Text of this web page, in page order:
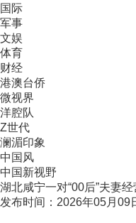
国际
军事
文娱
体育
财经
港澳台侨
微视界
洋腔队
Z世代
澜湄印象
中国风
中国新视野
湖北咸宁一对“00后”夫妻
发布时间：2026年05月